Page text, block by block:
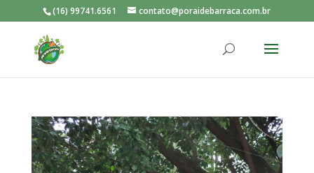
(16) 99741.6561 contato@poraidebarraca.com.br